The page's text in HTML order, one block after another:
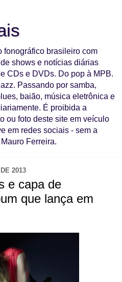
fonográfico brasileiro com
shows e notícias diárias
CDs e DVDs. Do pop à MPB.
Passando por samba,
baião, música eletrônica e
É proibida a
ou foto deste site em veículo
em redes sociais - sem a
Ferreira.
2013
e capa de
que lança em